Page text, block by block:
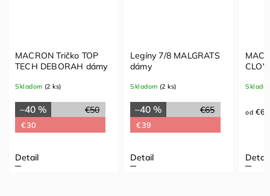
MACRON Tričko TOP
TECH DEBORAH dámy
Skladom (2 ks)
€50
–40 %
€30
Detail
Legíny 7/8 MALGRATS
dámy
Skladom (2 ks)
€65
–40 %
€39
Detail
od €65
Detail